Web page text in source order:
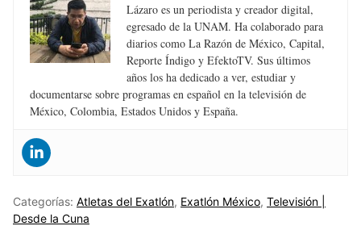
Lázaro es un periodista y creador digital,
egresado de la UNAM. Ha colaborado para
diarios como La Razón de México, Capital,
Reporte Índigo y EfektoTV. Sus últimos
años los ha dedicado a ver, estudiar y
documentarse sobre programas en español en la televisión de
México, Colombia, Estados Unidos y España.
Categorías: Atletas del Exatlón, Exatlón México, Televisión |
Desde la Cuna